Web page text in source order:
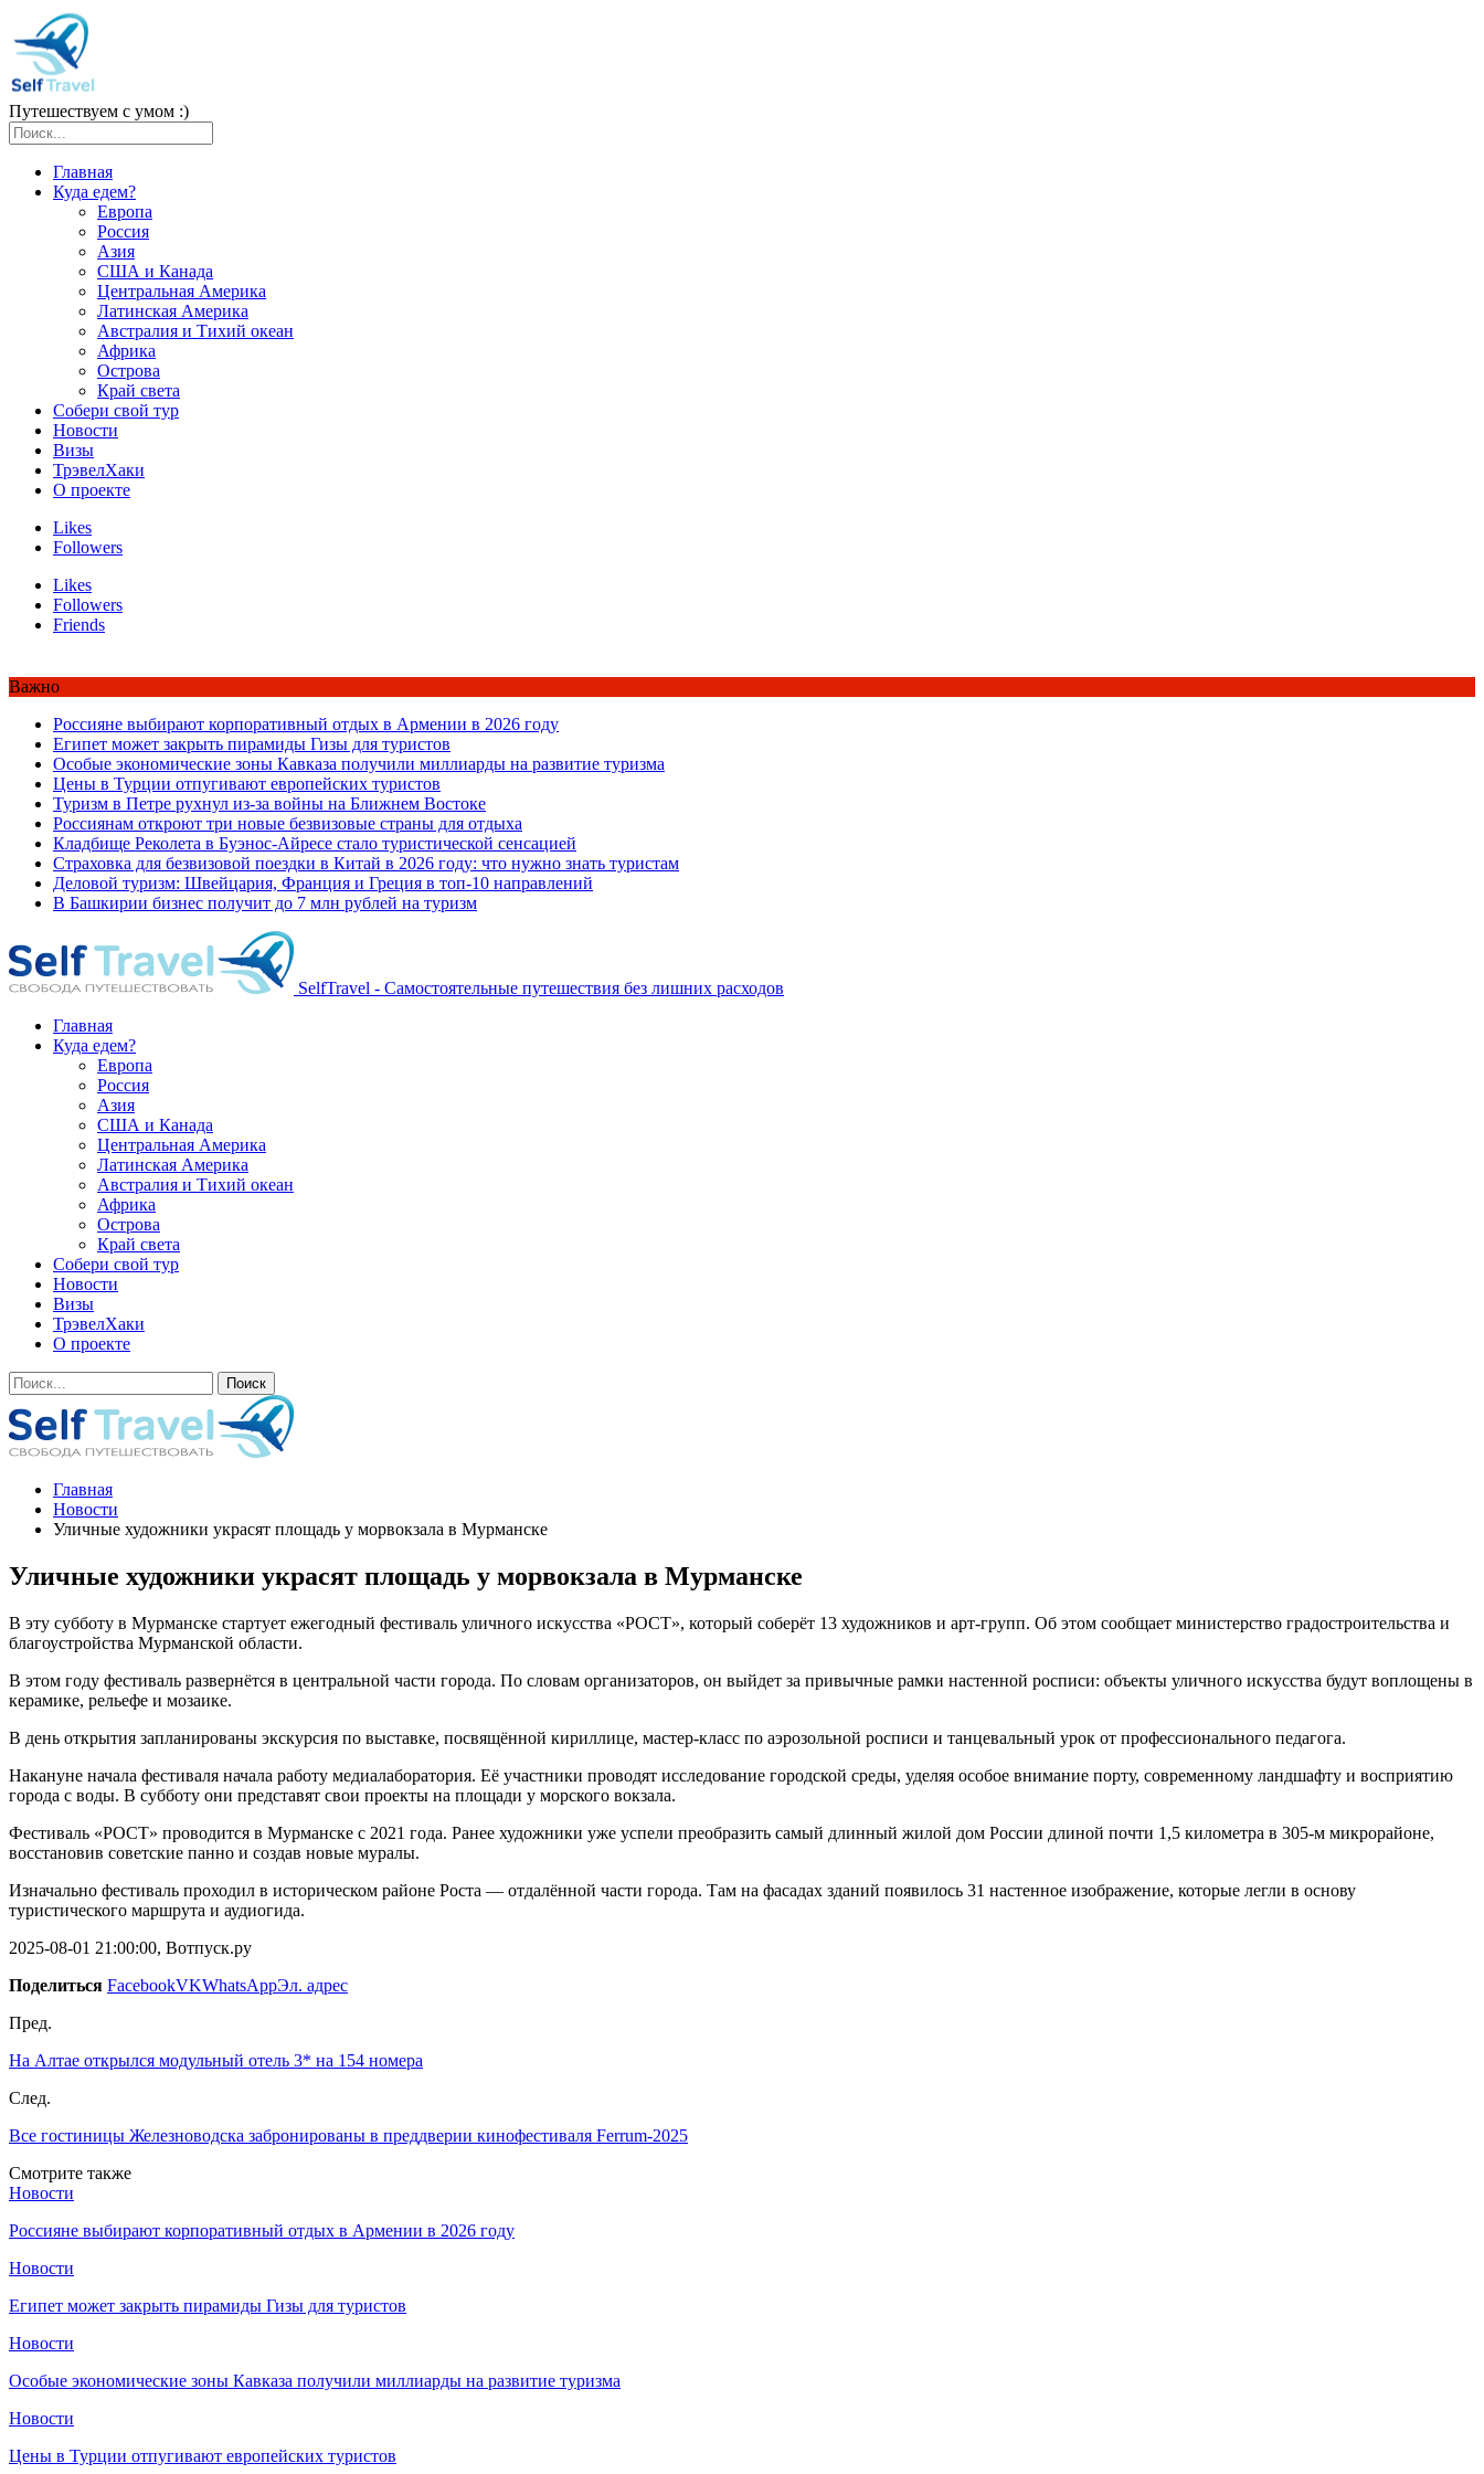
Путешествуем с умом :)
Главная
Куда едем?
Европа
Россия
Азия
США и Канада
Центральная Америка
Латинская Америка
Австралия и Тихий океан
Африка
Острова
Край света
Собери свой тур
Новости
Визы
ТрэвелХаки
О проекте
Likes
Followers
Likes
Followers
Friends
Важно
Россияне выбирают корпоративный отдых в Армении в 2026 году
Египет может закрыть пирамиды Гизы для туристов
Особые экономические зоны Кавказа получили миллиарды на развитие туризма
Цены в Турции отпугивают европейских туристов
Туризм в Петре рухнул из-за войны на Ближнем Востоке
Россиянам откроют три новые безвизовые страны для отдыха
Кладбище Реколета в Буэнос-Айресе стало туристической сенсацией
Страховка для безвизовой поездки в Китай в 2026 году: что нужно знать туристам
Деловой туризм: Швейцария, Франция и Греция в топ-10 направлений
В Башкирии бизнес получит до 7 млн рублей на туризм
SelfTravel - Самостоятельные путешествия без лишних расходов
Главная
Куда едем?
Европа
Россия
Азия
США и Канада
Центральная Америка
Латинская Америка
Австралия и Тихий океан
Африка
Острова
Край света
Собери свой тур
Новости
Визы
ТрэвелХаки
О проекте
Главная
Новости
Уличные художники украсят площадь у морвокзала в Мурманске
Уличные художники украсят площадь у морвокзала в Мурманске
В эту субботу в Мурманске стартует ежегодный фестиваль уличного искусства «РОСТ», который соберёт 13 художников и арт-групп. Об этом сообщает министерство градостроительства и
благоустройства Мурманской области.
В этом году фестиваль развернётся в центральной части города. По словам организаторов, он выйдет за привычные рамки настенной росписи: объекты уличного искусства будут воплощены в
керамике, рельефе и мозаике.
В день открытия запланированы экскурсия по выставке, посвящённой кириллице, мастер-класс по аэрозольной росписи и танцевальный урок от профессионального педагога.
Накануне начала фестиваля начала работу медиалаборатория. Её участники проводят исследование городской среды, уделяя особое внимание порту, современному ландшафту и восприятию
города с воды. В субботу они представят свои проекты на площади у морского вокзала.
Фестиваль «РОСТ» проводится в Мурманске с 2021 года. Ранее художники уже успели преобразить самый длинный жилой дом России длиной почти 1,5 километра в 305-м микрорайоне,
восстановив советские панно и создав новые муралы.
Изначально фестиваль проходил в историческом районе Роста — отдалённой части города. Там на фасадах зданий появилось 31 настенное изображение, которые легли в основу
туристического маршрута и аудиогида.
2025-08-01 21:00:00, Вотпуск.ру
Поделиться FacebookVKWhatsAppЭл. адрес
Пред.
На Алтае открылся модульный отель 3* на 154 номера
След.
Все гостиницы Железноводска забронированы в преддверии кинофестиваля Ferrum-2025
Смотрите также
Новости
Россияне выбирают корпоративный отдых в Армении в 2026 году
Новости
Египет может закрыть пирамиды Гизы для туристов
Новости
Особые экономические зоны Кавказа получили миллиарды на развитие туризма
Новости
Цены в Турции отпугивают европейских туристов